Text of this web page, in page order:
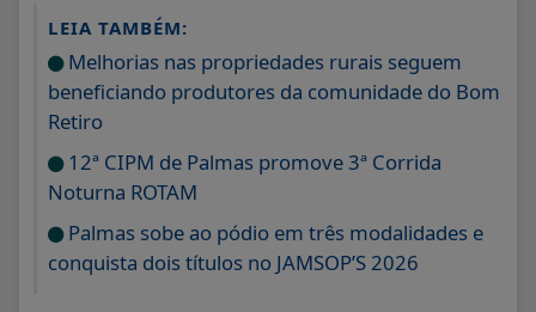
LEIA TAMBÉM:
Melhorias nas propriedades rurais seguem
beneficiando produtores da comunidade do Bom
Retiro
12ª CIPM de Palmas promove 3ª Corrida
Noturna ROTAM
Palmas sobe ao pódio em três modalidades e
conquista dois títulos no JAMSOP’S 2026